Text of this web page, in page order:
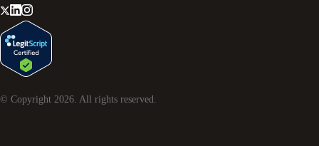
© Copyright 2026. All rights reserved.